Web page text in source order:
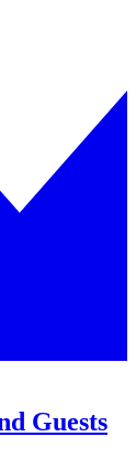
Guests